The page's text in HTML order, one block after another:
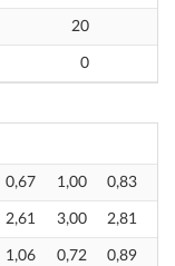
20
0
0,67 1,00 0,83
2,61 3,00 2,81
1,06 0,72 0,89